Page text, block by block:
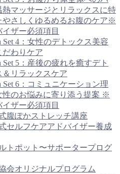
熱マッサージとリラックスに特
やさしくゆるめるお腹のケア※
イザー必須項目
Set 4：女性のデトックス美容
だわりケア
Set 5：産後の疲れを癒すデト
＆リラックスケア
Set 6：コミュニケーション理
性のお悩みに寄り添う提案 ※
イザー必須項目
腹ぽかストレッチ講座
セルフケアアドバイザー養成
トポット〜サポータープログ
会オリジナルプログラム